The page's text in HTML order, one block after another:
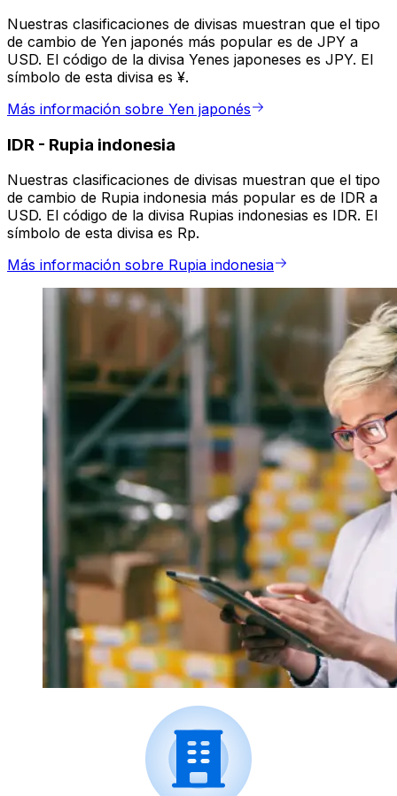
Nuestras clasificaciones de divisas muestran que el tipo
de cambio de Yen japonés más popular es de JPY a
USD. El código de la divisa Yenes japoneses es JPY. El
símbolo de esta divisa es ¥.
Más información sobre Yen japonés
IDR - Rupia indonesia
Nuestras clasificaciones de divisas muestran que el tipo
de cambio de Rupia indonesia más popular es de IDR a
USD. El código de la divisa Rupias indonesias es IDR. El
símbolo de esta divisa es Rp.
Más información sobre Rupia indonesia